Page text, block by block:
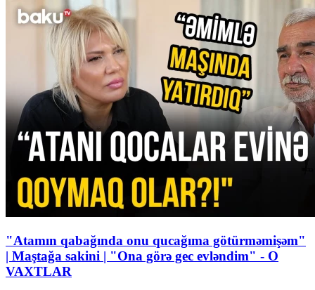
"Atamın qabağında onu qucağıma götürməmişəm"
| Maştağa sakini | "Ona görə gec evləndim" - O
VAXTLAR